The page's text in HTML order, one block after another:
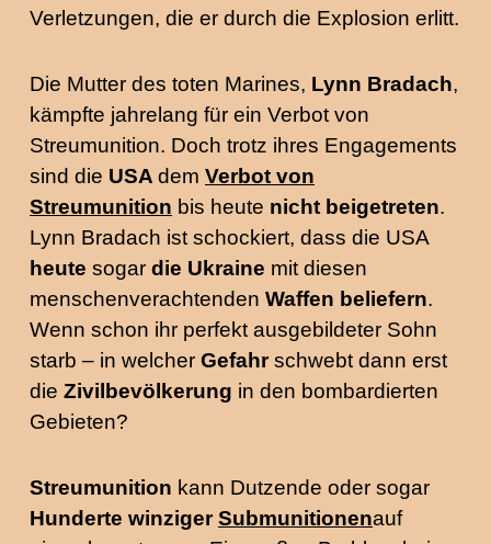
Verletzungen, die er durch die Explosion erlitt.
Die Mutter des toten Marines, Lynn Bradach,
kämpfte jahrelang für ein Verbot von
Streumunition. Doch trotz ihres Engagements
sind die USA dem Verbot von
Streumunition bis heute nicht beigetreten.
Lynn Bradach ist schockiert, dass die USA
heute sogar die Ukraine mit diesen
menschenverachtenden Waffen beliefern.
Wenn schon ihr perfekt ausgebildeter Sohn
starb – in welcher Gefahrschwebt dann erst
die Zivilbevölkerung in den bombardierten
Gebieten?
Streumunition kann Dutzende oder sogar
Hunderte winzigerSubmunitionenauf